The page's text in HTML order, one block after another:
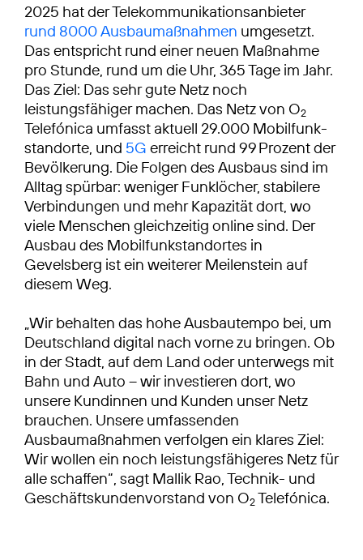
2025 hat der Telekommunikationsanbieter
rund 8000 Ausbaumaßnahmen umgesetzt.
Das entspricht rund einer neuen Maßnahme
pro Stunde, rund um die Uhr, 365 Tage im Jahr.
Das Ziel: Das sehr gute Netz noch
leistungsfähiger machen. Das Netz von O2
Telefónica umfasst aktuell 29.000 Mobilfunk­
standorte, und 5G erreicht rund 99 Prozent der
Bevölkerung. Die Folgen des Ausbaus sind im
Alltag spürbar: weniger Funklöcher, stabilere
Verbindungen und mehr Kapazität dort, wo
viele Menschen gleichzeitig online sind. Der
Ausbau des Mobilfunkstandortes in
Gevelsberg ist ein weiterer Meilenstein auf
diesem Weg.
„Wir behalten das hohe Ausbautempo bei, um
Deutschland digital nach vorne zu bringen. Ob
in der Stadt, auf dem Land oder unterwegs mit
Bahn und Auto – wir investieren dort, wo
unsere Kundinnen und Kunden unser Netz
brauchen. Unsere umfassenden
Ausbaumaßnahmen verfolgen ein klares Ziel:
Wir wollen ein noch leistungsfähigeres Netz für
alle schaffen“, sagt Mallik Rao, Technik- und
Geschäftskundenvorstand von O2Telefónica.